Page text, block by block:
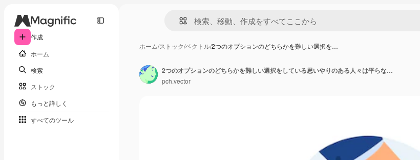
作成
ホーム
検索
ストック
もっと詳しく
すべてのツール
ホーム/ストック/ベクトル/2つのオプションのどちらかを難しい選択を…
2つのオプションのどちらかを難しい選択をしている思いやりのある人々は平らなイラストを分離しました。
pch.vector